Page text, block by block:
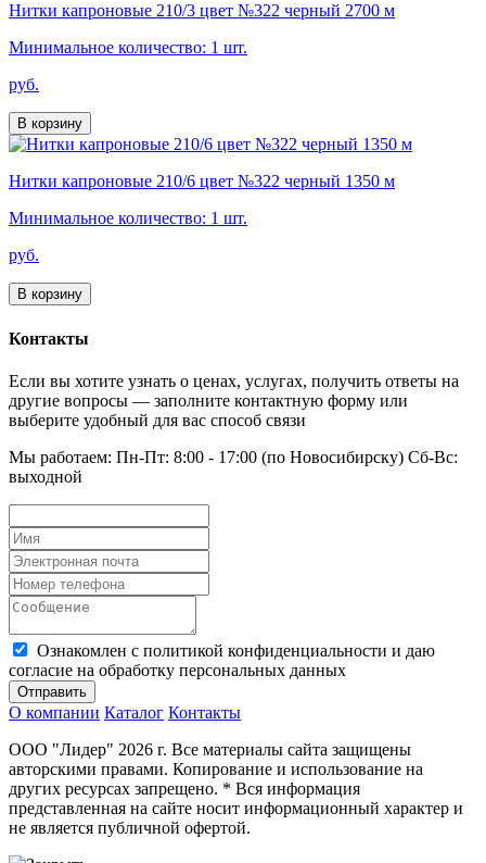
Нитки капроновые 210/3 цвет №322 черный 2700 м
Минимальное количество: 1 шт.
руб.
В корзину
Нитки капроновые 210/6 цвет №322 черный 1350 м
Минимальное количество: 1 шт.
руб.
В корзину
Контакты
Если вы хотите узнать о ценах, услугах, получить ответы на
другие вопросы — заполните контактную форму или
выберите удобный для вас способ связи
Мы работаем: Пн-Пт: 8:00 - 17:00 (по Новосибирску) Сб-Вс:
выходной
Ознакомлен с политикой конфиденциальности и даю
согласие на обработку персональных данных
Отправить
О компании Каталог Контакты
ООО "Лидер" 2026 г. Все материалы сайта защищены
авторскими правами. Копирование и использование на
других ресурсах запрещено. * Вся информация
представленная на сайте носит информационный характер и
не является публичной офертой.